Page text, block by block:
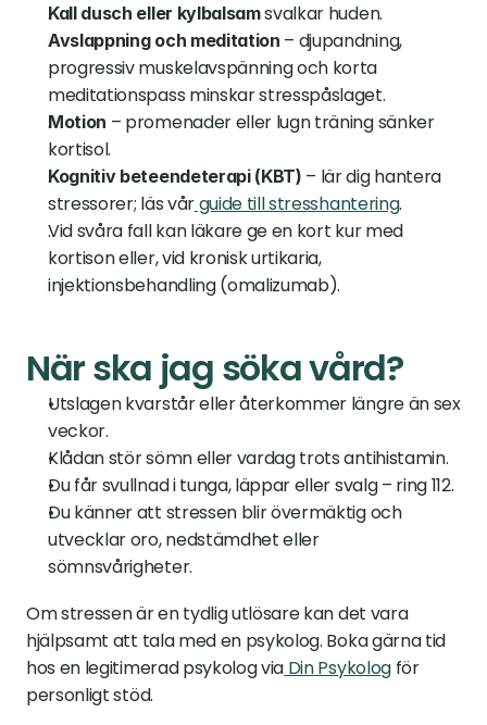
Kall dusch eller kylbalsam svalkar huden.
Avslappning och meditation – djupandning,
progressiv muskelavspänning och korta
meditationspass minskar stresspåslaget.
Motion – promenader eller lugn träning sänker
kortisol.
Kognitiv beteendeterapi (KBT) – lär dig hantera
stressorer; läs vår guide till stresshantering.
Vid svåra fall kan läkare ge en kort kur med
kortison eller, vid kronisk urtikaria,
injektionsbehandling (omalizumab).
När ska jag söka vård?
Utslagen kvarstår eller återkommer längre än sex
veckor.
Klådan stör sömn eller vardag trots antihistamin.
Du får svullnad i tunga, läppar eller svalg – ring 112.
Du känner att stressen blir övermäktig och
utvecklar oro, nedstämdhet eller
sömnsvårigheter.
Om stressen är en tydlig utlösare kan det vara
hjälpsamt att tala med en psykolog. Boka gärna tid
hos en legitimerad psykolog via Din Psykolog för
personligt stöd.